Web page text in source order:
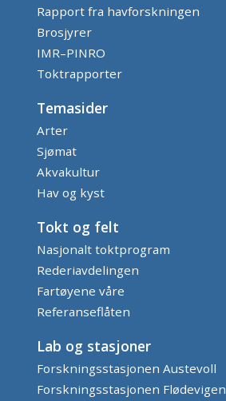
Rapport fra havforskningen
Brosjyrer
IMR–PINRO
Toktrapporter
Temasider
Arter
Sjømat
Akvakultur
Hav og kyst
Tokt og felt
Nasjonalt toktprogram
Rederiavdelingen
Fartøyene våre
Referanseflåten
Lab og stasjoner
Forskningsstasjonen Austevoll
Forskningsstasjonen Flødevigen